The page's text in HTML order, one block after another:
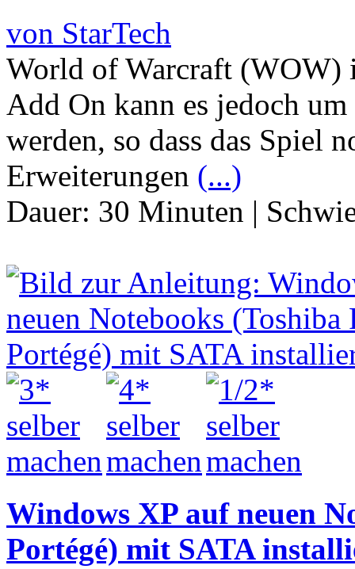
von StarTech
World of Warcraft (WOW)
Add On kann es jedoch
werden, so dass das Spiel
Erweiterungen (...)
Dauer: 30 Minuten |
Windows XP auf neuen
Portégé) mit SATA